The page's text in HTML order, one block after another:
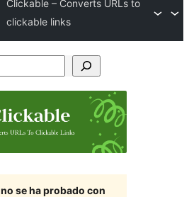
Clickable – Converts URLs to
clickable links
no se ha probado con